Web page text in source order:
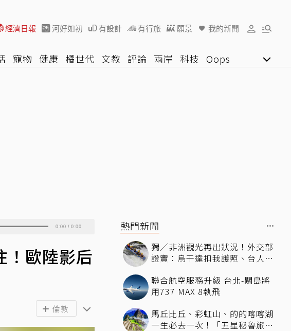
經濟日報 河好如初 有設計 有行旅 願景 我的新聞
寵物 健康 橘世代 文教 評論 兩岸 科技 Oops
0:00 / 0:00
！歐陸影后
倫敦
熱門新聞
獨／非洲觀光再出狀況！外交部
證實：烏干達扣我護照、台人遭
聯合航空服務升級 台北-關島將
用737 MAX 8執飛
馬丘比丘、彩虹山、的的喀喀湖
一生必去一次！「五星秘魯旅